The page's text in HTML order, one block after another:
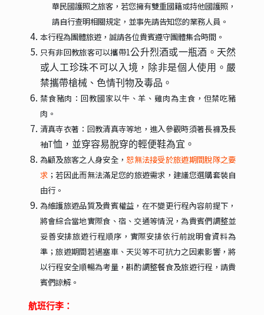
華民國護照之旅客，若您擁有雙重國籍或持他國護照，
請自行查明相關規定，並事先請告知您的業務人員。
本行程為團體旅遊，誠請各位貴賓遵守團體集合時間。
只有非回教旅客可以攜帶1公升烈酒或一瓶酒。天然
或人工珍珠不可以入境，除非是個人使用。嚴
禁攜帶槍械、色情刊物及毒品。
禁食豬肉：回教國家以牛、羊、雞肉為主食，但禁吃豬
肉。
清真寺衣著：回教清真寺等地，進入參觀時須著長褲及長
袖T恤，並穿容易脫穿的輕便鞋為宜。
為顧及旅客之人身安全， 恕無法接受於旅遊期間脫隊之要
求 ；若因此而無法滿足您的旅遊需求，建議您選購套裝自
由行。
為維護旅遊品質及貴賓權益，在不變更行程內容前提下，
將會綜合當地實際食、宿、交通等情況，為貴賓們調整並
妥善安排旅遊行程順序，實際安排依行前說明會資料為
準；旅遊期間若遇塞車、天災等不可抗力之因素影響，將
以行程安全順暢為考量，斟酌調整餐食及旅遊行程，請貴
賓們諒解。
航班行李：